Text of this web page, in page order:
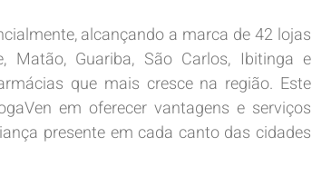
alcançando a marca de 42 lojas
Matão, Guariba, São Carlos, Ibitinga e
que mais cresce na região. Este
em oferecer vantagens e serviços
presente em cada canto das cidades